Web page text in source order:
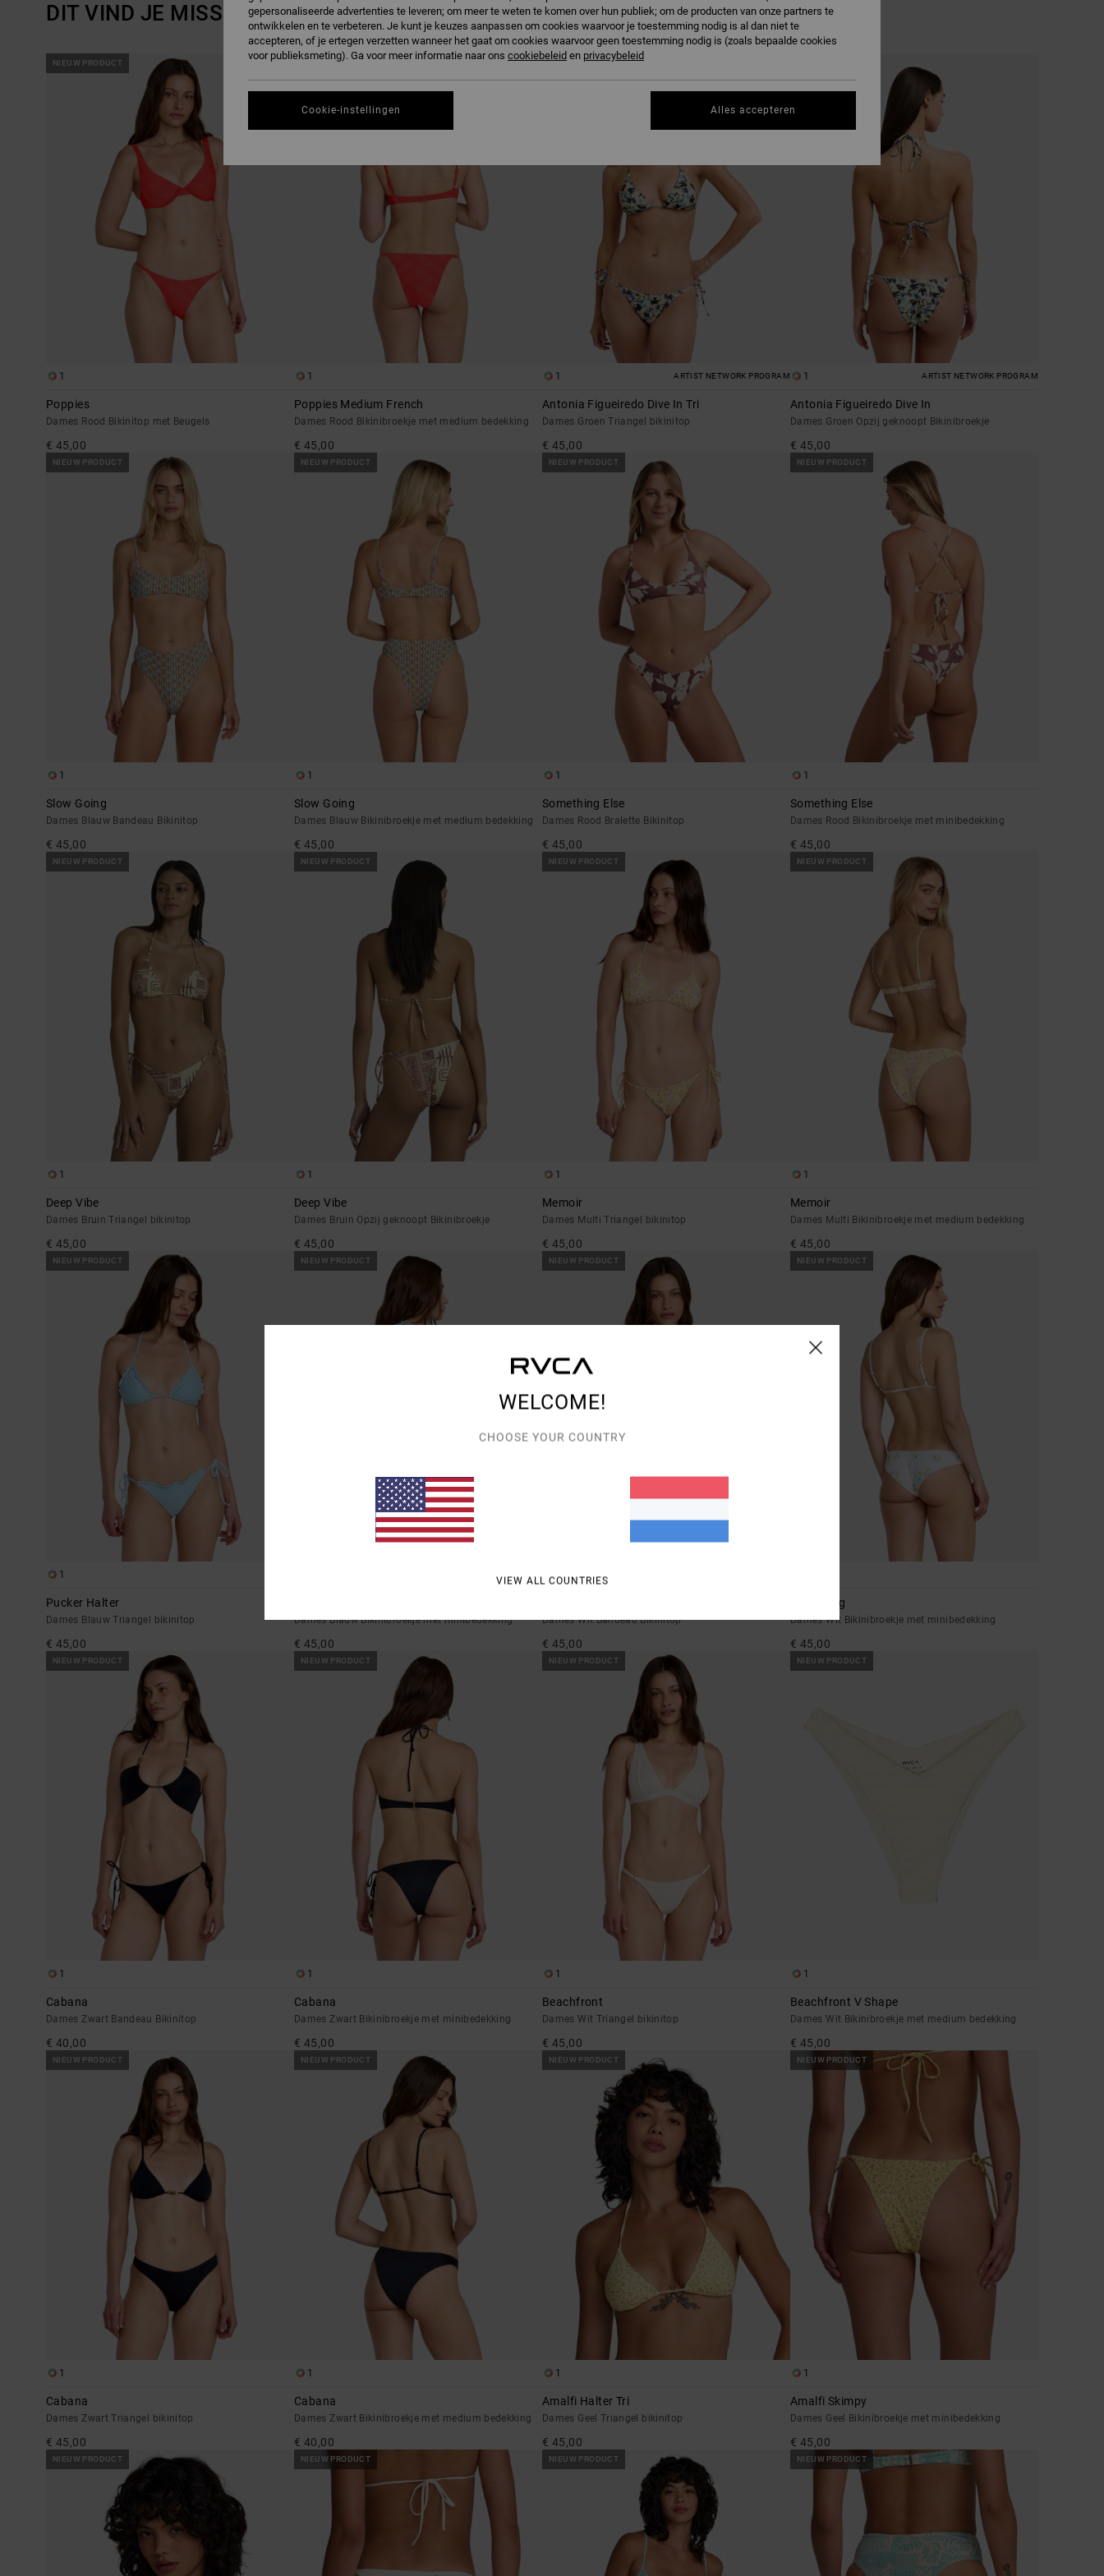
DIT VIND JE MISSCHIEN OOK LEUK
OVERSLAAN
NAAR
GA
NAAR
NIEUW PRODUCT
1
Poppies
Dames Rood Bikinitop met Beugels
€ 45,00
NIEUW PRODUCT
1
Poppies Medium French
Dames Rood Bikinibroekje met medium bedekking
€ 45,00
NIEUW PRODUCT
1 ARTIST NETWORK PROGRAM
Antonia Figueiredo Dive In Tri
Dames Groen Triangel bikinitop
€ 45,00
1 ARTIST NETWORK PROGRAM
Antonia Figueiredo Dive In
Dames Groen Opzij geknoopt Bikinibroekje
€ 45,00
NIEUW PRODUCT
1
Slow Going
Dames Blauw Bandeau Bikinitop
€ 45,00
NIEUW PRODUCT
1
Slow Going
Dames Blauw Bikinibroekje met medium bedekking
€ 45,00
NIEUW PRODUCT
1
Something Else
Dames Rood Bralette Bikinitop
€ 45,00
NIEUW PRODUCT
1
Something Else
Dames Rood Bikinibroekje met minibedekking
€ 45,00
NIEUW PRODUCT
1
Deep Vibe
Dames Bruin Triangel bikinitop
€ 45,00
NIEUW PRODUCT
1
Deep Vibe
Dames Bruin Opzij geknoopt Bikinibroekje
€ 45,00
NIEUW PRODUCT
1
Memoir
Dames Multi Triangel bikinitop
€ 45,00
NIEUW PRODUCT
1
Memoir
Dames Multi Bikinibroekje met medium bedekking
€ 45,00
NIEUW PRODUCT
1
Pucker Halter
Dames Blauw Triangel bikinitop
€ 45,00
NIEUW PRODUCT
Dames Blauw Bikinibroekje met minibedekking
€ 45,00
NIEUW PRODUCT
1
Dames Wit Bandeau Bikinitop
€ 45,00
NIEUW PRODUCT
Dream Big
Dames Wit Bikinibroekje met minibedekking
€ 45,00
NIEUW PRODUCT
1
Cabana
Dames Zwart Bandeau Bikinitop
€ 40,00
NIEUW PRODUCT
1
Cabana
Dames Zwart Bikinibroekje met minibedekking
€ 45,00
NIEUW PRODUCT
1
Beachfront
Dames Wit Triangel bikinitop
€ 45,00
NIEUW PRODUCT
1
Beachfront V Shape
Dames Wit Bikinibroekje met medium bedekking
€ 45,00
NIEUW PRODUCT
1
Cabana
Dames Zwart Triangel bikinitop
€ 45,00
NIEUW PRODUCT
1
Cabana
Dames Zwart Bikinibroekje met medium bedekking
€ 40,00
NIEUW PRODUCT
1
Amalfi Halter Tri
Dames Geel Triangel bikinitop
€ 45,00
NIEUW PRODUCT
1
Amalfi Skimpy
Dames Geel Bikinibroekje met minibedekking
€ 45,00
NIEUW PRODUCT NIEUW PRODUCT NIEUW PRODUCT NIEUW PRODUCT
WELCOME!
CHOOSE YOUR COUNTRY
VIEW ALL COUNTRIES
gepersonaliseerde advertenties te leveren; om meer te weten te komen over hun publiek; om de producten van onze partners te
ontwikkelen en te verbeteren. Je kunt je keuzes aanpassen om cookies waarvoor je toestemming nodig is al dan niet te
accepteren, of je ertegen verzetten wanneer het gaat om cookies waarvoor geen toestemming nodig is (zoals bepaalde cookies
voor publieksmeting). Ga voor meer informatie naar ons cookiebeleid en privacybeleid
Cookie-instellingen Alles accepteren